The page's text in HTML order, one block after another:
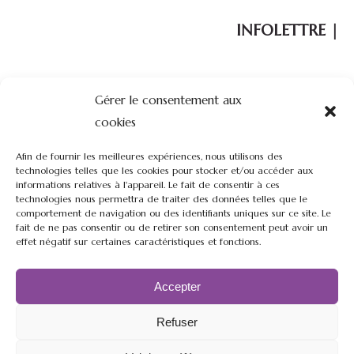
Gérer le consentement aux
cookies
Afin de fournir les meilleures expériences, nous utilisons des
technologies telles que les cookies pour stocker et/ou accéder aux
informations relatives à l'appareil. Le fait de consentir à ces
technologies nous permettra de traiter des données telles que le
comportement de navigation ou des identifiants uniques sur ce site. Le
fait de ne pas consentir ou de retirer son consentement peut avoir un
effet négatif sur certaines caractéristiques et fonctions.
Accepter
Refuser
INFOLETTRE |
Restez à l'affût de nos nouveautés, nouvelles et promotions de
notre ferme.